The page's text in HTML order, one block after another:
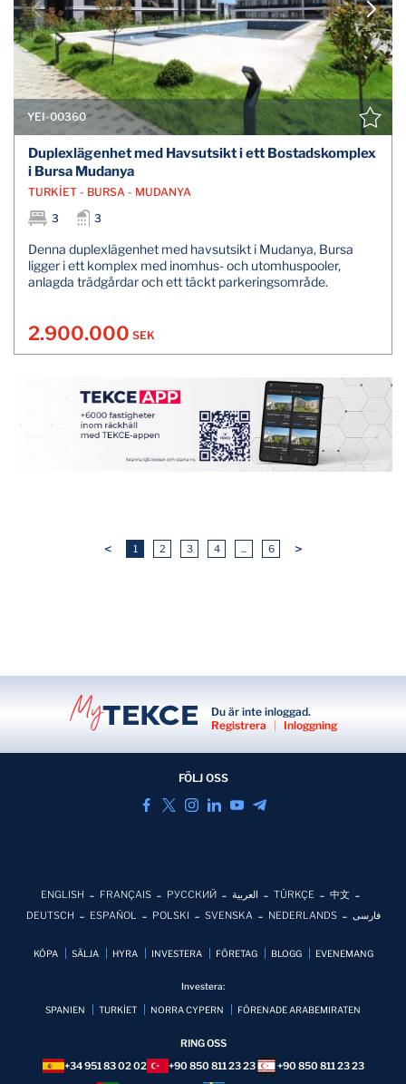
YEI-00360
Duplexlägenhet med Havsutsikt i ett Bostadskomplex
i Bursa Mudanya
TURKİET - BURSA - MUDANYA
3
3
Denna duplexlägenhet med havsutsikt i Mudanya, Bursa
ligger i ett komplex med inomhus- och utomhuspooler,
anlagda trädgårdar och ett täckt parkeringsområde.
2.900.000 SEK
< 1 2 3 4 ... 6 >
Du är inte inloggad.
Registrera
Inloggning
FÖLJ OSS
ENGLISH FRANÇAIS РУССКИЙ العربية TÜRKÇE
中文
DEUTSCH
ESPAÑOL POLSKI SVENSKA NEDERLANDS فارسی
KÖPA SÄLJA HYRA INVESTERA FÖRETAG BLOGG EVENEMANG
Investera:
SPANIEN TURKİET NORRA CYPERN FÖRENADE ARABEMIRATEN
RING OSS
+34 951 83 02 02
+90 850 811 23 23
+90 850 811 23 23